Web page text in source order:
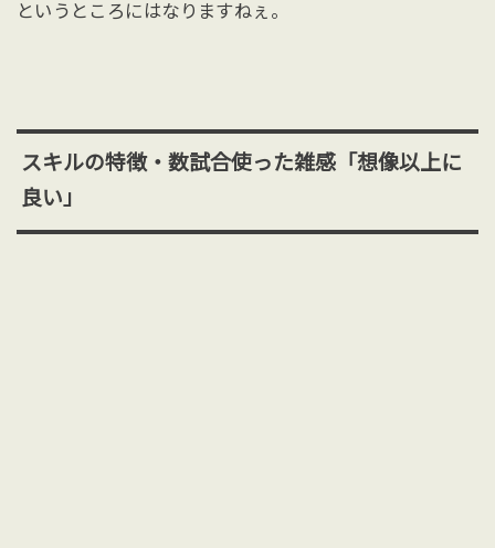
というところにはなりますねぇ。
スキルの特徴・数試合使った雑感「想像以上に
良い」